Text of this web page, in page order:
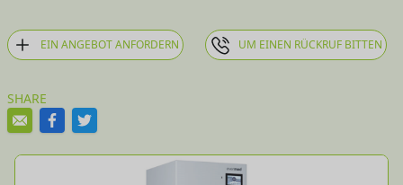
EIN ANGEBOT ANFORDERN UM EINEN RÜCKRUF BITTEN
SHARE